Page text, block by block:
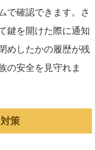
で確認できます。さ
鍵を開けた際に通知
めしたかの履歴が残
の安全を見守れま
策